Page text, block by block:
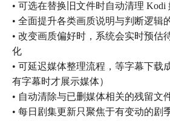
• 可选在替换旧文件时自动清理
• 全面提升各类画质说明与判断逻辑
• 改变画质偏好时，系统会实时预估
化
• 可延迟媒体整理流程，等字幕下载
有字幕时才展示媒体）
• 自动清除与已删媒体相关的残留文
• 每日剧集更新只聚焦于有变动的剧